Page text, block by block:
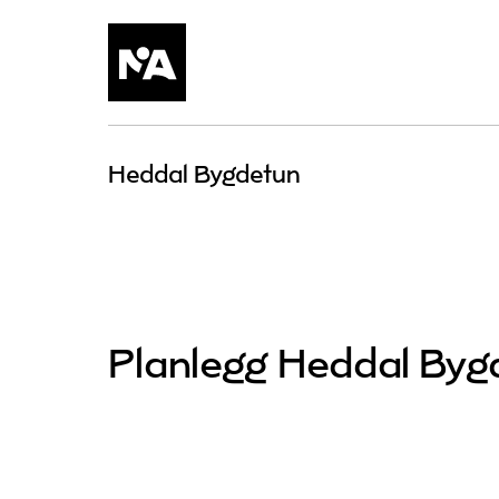
Heddal Bygdetun
Planlegg Heddal